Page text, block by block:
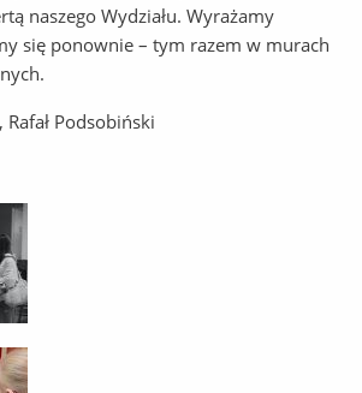
naszego Wydziału. Wyrażamy
się ponownie – tym razem w murach
Podsobiński